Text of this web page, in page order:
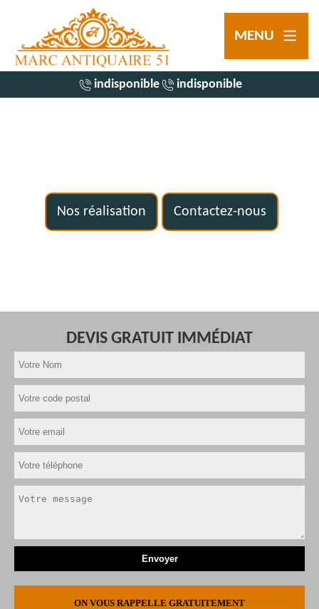
MENU
indisponible indisponible
Nos réalisation Contactez-nous
DEVIS GRATUIT IMMÉDIAT
ON VOUS RAPPELLE GRATUITEMENT